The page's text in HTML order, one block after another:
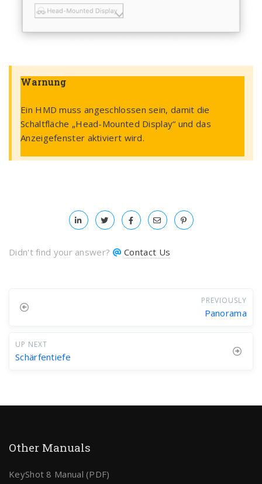
Warnung
Ein HMD muss angeschlossen sein, damit die
Schaltfläche „Head-Mounted Display“ und das
Anzeigefenster aktiviert wird.
Didn't find your answer? Contact Us
PREVIOUSLY
Panorama
UP NEXT
Schärfentiefe
Other Manuals
KeyShot 8 Manual (PDF)